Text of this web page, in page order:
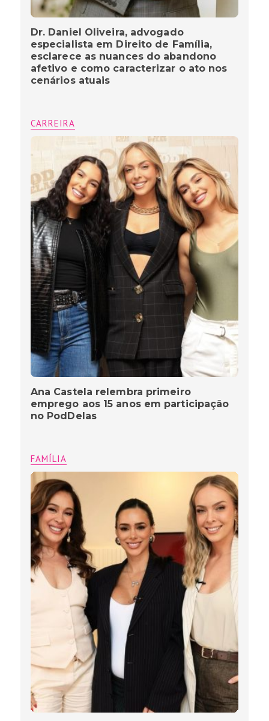
Dr. Daniel Oliveira, advogado
especialista em Direito de Família,
esclarece as nuances do abandono
afetivo e como caracterizar o ato nos
cenários atuais
CARREIRA
Ana Castela relembra primeiro
emprego aos 15 anos em participação
no PodDelas
FAMÍLIA